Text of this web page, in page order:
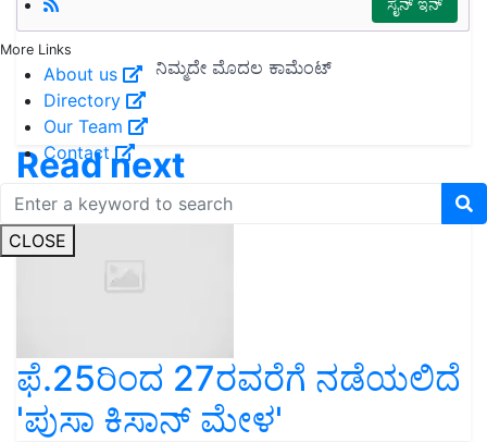
More Links
About us
Directory
Our Team
Contact
CLOSE
Read next
ಫೆ.25ರಿಂದ 27ರವರೆಗೆ ನಡೆಯಲಿದೆ
'ಪುಸಾ ಕಿಸಾನ್ ಮೇಳ'